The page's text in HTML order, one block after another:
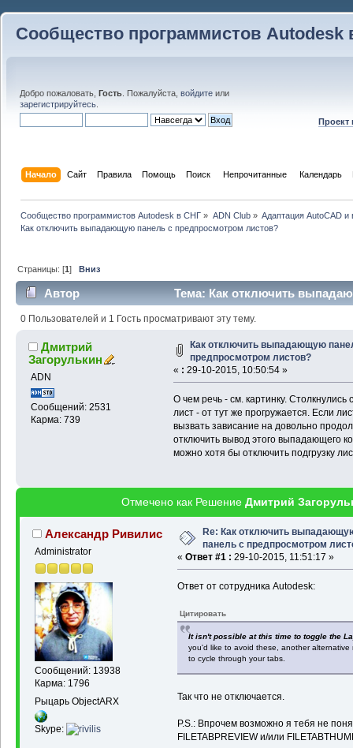
Сообщество программистов Autodesk
Добро пожаловать, Гость . Пожалуйста, войдите или
зарегистрируйтесь
Проект
Начало Сайт Правила Помощь Поиск Непрочитанные Календарь
Сообщество программистов Autodesk в СНГ » ADN Club» Адаптация AutoCAD и
Как отключить выпадающую панель с предпросмотром листов?
Страницы: [1]Вниз
Автор
Тема: Как отключить
листов? (Прочитано 47746 раз)
0 Пользователей и 1 Гость просматривают эту тему.
Дмитрий
Загорулькин
ADN
Сообщений: 2531
Карма: 739
Как отключить выпадающую
предпросмотром листов?
« : 29-10-2015, 10:50:54 »
О чем речь - см. картинку. Столкнулись
лист - от тут же прогружается. Если
вызвать зависание на довольно
отключить вывод этого выпадающего
можно хотя бы отключить подгрузку
Отмечено как Решение Дмитрий
Александр Ривилис
Administrator
Сообщений: 13938
Карма: 1796
Рыцарь ObjectARX
Skype:
Re: Как отключить
панель с предпросмотром
« Ответ #1 : 29-10-2015, 11:51:17 »
Ответ от сотрудника Autodesk:
Цитировать
It isn't possible at this time to toggle the
you'd like to avoid these, another
to cycle through your tabs.
Так что не отключается.
P.S.: Впрочем возможно я тебя не
FILETABPREVIEW и/или